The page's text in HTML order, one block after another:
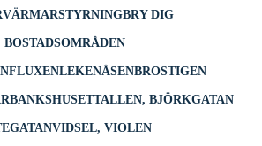
BRY DIG
BOSTADSOMRÅDEN
FLUXENLEKENÅSENBROSTIGEN
TALLEN, BJÖRKGATAN
VIDSEL, VIOLEN